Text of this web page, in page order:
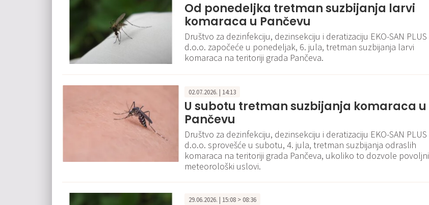
Od ponedeljka tretman suzbijanja larvi
komaraca u Pančevu
Društvo za dezinfekciju, dezinsekciju i deratizaciju EKO-SAN PLUS
d.o.o. započeće u ponedeljak, 6. jula, tretman suzbijanja larvi
komaraca na teritoriji grada Pančeva.
02.07.2026. | 14:13
U subotu tretman suzbijanja komaraca u
Pančevu
Društvo za dezinfekciju, dezinsekciju i deratizaciju EKO-SAN PLUS
d.o.o. sprovešće u subotu, 4. jula, tretman suzbijanja odraslih
komaraca na teritoriji grada Pančeva, ukoliko to dozvole povoljni
meteorološki uslovi.
29.06.2026. | 15:08 > 08:36